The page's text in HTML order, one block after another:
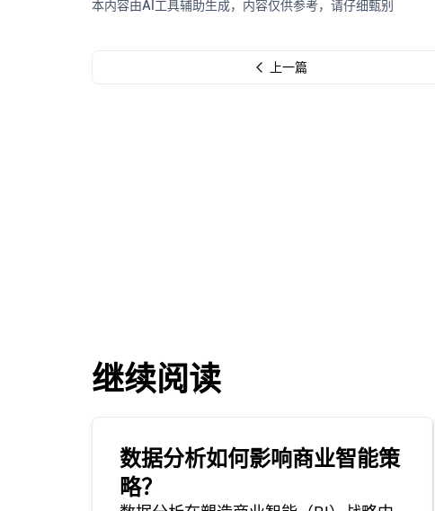
本内容由AI工具辅助生成，内容仅供参考，请仔细甄别
上一篇
继续阅读
数据分析如何影响商业智能策
略？